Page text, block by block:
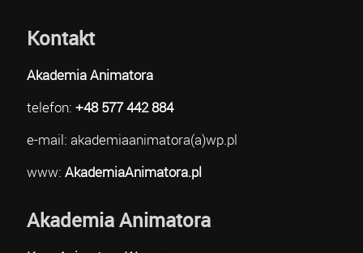
Kontakt
Akademia Animatora
telefon: +48 577 442 884
e-mail: akademiaanimatora(a)wp.pl
www: AkademiaAnimatora.pl
Akademia Animatora